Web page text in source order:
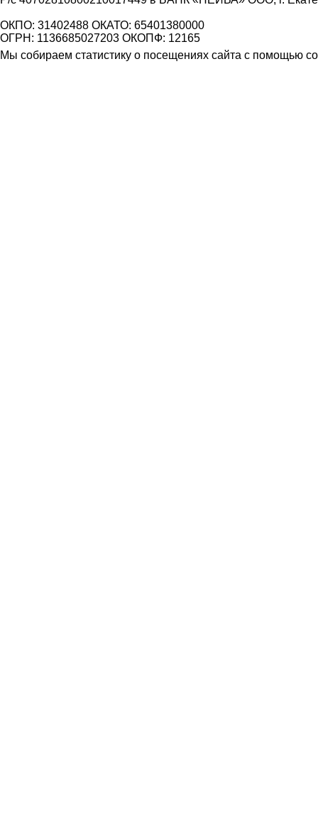
ОКПО: 31402488 ОКАТО: 65401380000
ОГРН: 1136685027203 ОКОПФ: 12165
Мы собираем статистику о посещениях сайта с помощью